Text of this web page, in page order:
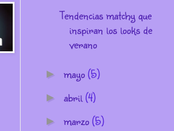
Tendencias matchy que
inspiran los looks de
verano
► mayo(5)
► abril(4)
► marzo(5)